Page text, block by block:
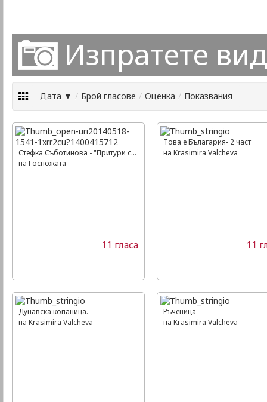
Изпратете
Дата ▼ / Брой гласове / Оценка / Показвания
Стефка Съботинова - "Притури се планината"
на Госпожата
11 гласа
Това е Бълагария- 2 част
на Krasimira Valcheva
11
Дунавска копаница.
на Krasimira Valcheva
Ръченица
на Krasimira Valcheva